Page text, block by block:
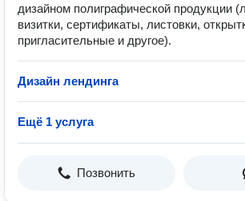
дизайном полиграфической продукции
визитки, сертификаты, листовки,
пригласительные и другое).
Дизайн лендинга
Ещё 1 услуга
Позвонить